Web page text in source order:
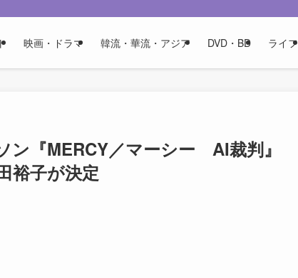
映画・ドラマ 韓流・華流・アジア DVD・BD ライフ
ン『MERCY／マーシー AI裁判』
裕子が決定